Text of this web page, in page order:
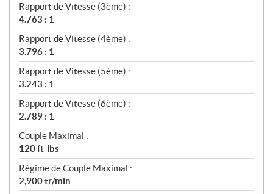
Rapport de Vitesse (3ème) :
4.763 : 1
Rapport de Vitesse (4ème) :
3.796 : 1
Rapport de Vitesse (5ème) :
3.243 : 1
Rapport de Vitesse (6ème) :
2.789 : 1
Couple Maximal :
120 ft-lbs
Régime de Couple Maximal :
2,900 tr/min